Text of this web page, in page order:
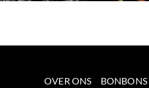
OVER ONS BONBONS